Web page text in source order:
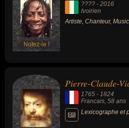
Notez-le !
???? - 2016
Ivoirien
Artiste, Chanteur,
Pierre-Claude-
1765 - 1824
Francais , 58 ans
Lexicographe et